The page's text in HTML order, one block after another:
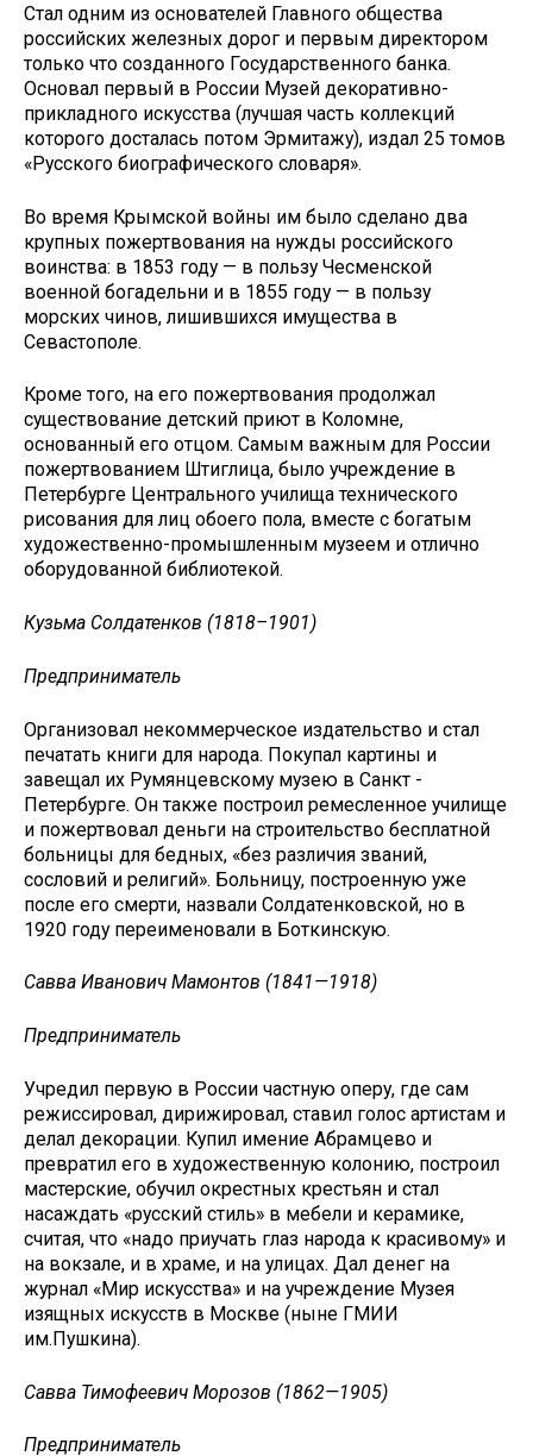
Стал одним из основателей Главного общества
российских железных дорог и первым директором
только что созданного Государственного банка.
Основал первый в России Музей декоративно-
прикладного искусства (лучшая часть коллекций
которого досталась потом Эрмитажу), издал 25 томов
«Русского биографического словаря».
Во время Крымской войны им было сделано два
крупных пожертвования на нужды российского
воинства: в 1853 году — в пользу Чесменской
военной богадельни и в 1855 году — в пользу
морских чинов, лишившихся имущества в
Севастополе.
Кроме того, на его пожертвования продолжал
существование детский приют в Коломне,
основанный его отцом. Самым важным для России
пожертвованием Штиглица, было учреждение в
Петербурге Центрального училища технического
рисования для лиц обоего пола, вместе с богатым
художественно-промышленным музеем и отлично
оборудованной библиотекой.
Кузьма Солдатенков (1818–1901)
Предприниматель
Организовал некоммерческое издательство и стал
печатать книги для народа. Покупал картины и
завещал их Румянцевскому музею в Санкт -
Петербурге. Он также построил ремесленное училище
и пожертвовал деньги на строительство бесплатной
больницы для бедных, «без различия званий,
сословий и религий». Больницу, построенную уже
после его смерти, назвали Солдатенковской, но в
1920 году переименовали в Боткинскую.
Савва Иванович Мамонтов (1841—1918)
Предприниматель
Учредил первую в России частную оперу, где сам
режиссировал, дирижировал, ставил голос артистам и
делал декорации. Купил имение Абрамцево и
превратил его в художественную колонию, построил
мастерские, обучил окрестных крестьян и стал
насаждать «русский стиль» в мебели и керамике,
считая, что «надо приучать глаз народа к красивому» и
на вокзале, и в храме, и на улицах. Дал денег на
журнал «Мир искусства» и на учреждение Музея
изящных искусств в Москве (ныне ГМИИ
им.Пушкина).
Савва Тимофеевич Морозов (1862—1905)
Предприниматель